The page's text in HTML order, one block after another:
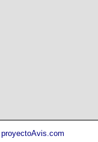
proyectoAvis.com